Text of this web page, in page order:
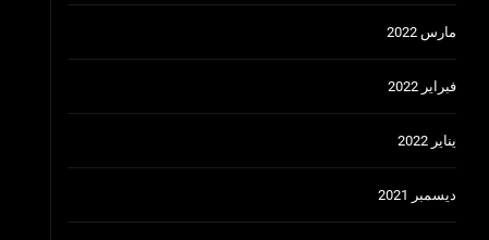
مارس 2022
فبراير 2022
يناير 2022
ديسمبر 2021